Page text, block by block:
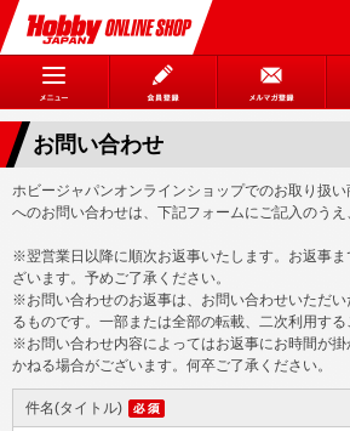
お問い合わせ
ホビージャパンオンラインショップでのお取り扱
へのお問い合わせは、下記フォームにご記入のうえ
※翌営業日以降に順次お返事いたします。お返事
ざいます。予めご了承ください。
※お問い合わせのお返事は、お問い合わせいただ
るものです。一部または全部の転載、二次利用する
※お問い合わせ内容によってはお返事にお時間が掛
かねる場合がございます。何卒ご了承ください。
件名(タイトル)